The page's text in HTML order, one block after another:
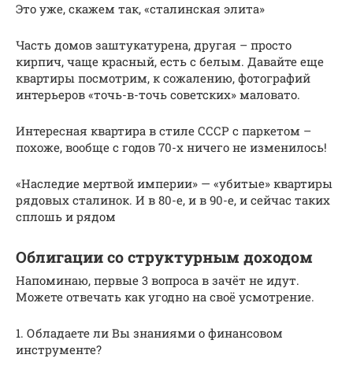
Это уже, скажем так, «сталинская элита»
Часть домов заштукатурена, другая – просто
кирпич, чаще красный, есть с белым. Давайте еще
квартиры посмотрим, к сожалению, фотографий
интерьеров «точь-в-точь советских» маловато.
Интересная квартира в стиле СССР с паркетом –
похоже, вообще с годов 70-х ничего не изменилось!
«Наследие мертвой империи» — «убитые» квартиры
рядовых сталинок. И в 80-е, и в 90-е, и сейчас таких
сплошь и рядом
Облигации со структурным доходом
Напоминаю, первые 3 вопроса в зачёт не идут.
Можете отвечать как угодно на своё усмотрение.
1. Обладаете ли Вы знаниями о финансовом
инструменте?